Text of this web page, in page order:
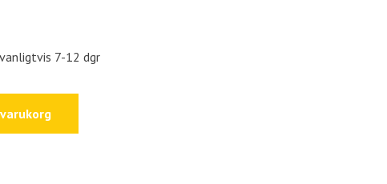
7-12 dgr